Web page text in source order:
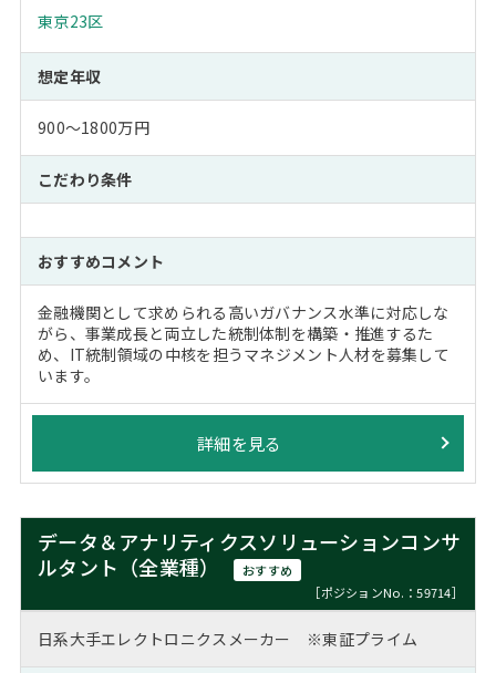
東京23区
想定年収
900～1800万円
こだわり条件
おすすめコメント
金融機関として求められる高いガバナンス水準に対応しな
がら、事業成長と両立した統制体制を構築・推進するた
め、IT統制領域の中核を担うマネジメント人材を募集して
います。
詳細を見る
データ＆アナリティクスソリューションコンサ
ルタント（全業種）
おすすめ
［ポジションNo.：59714］
日系大手エレクトロニクスメーカー ※東証プライム